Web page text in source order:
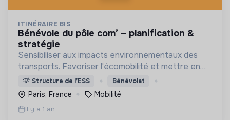
ITINÉRAIRE BIS
bénévole du pôle com’ – planification &
stratégie
Sensibiliser aux impacts environnementaux des
transports. Favoriser l'écomobilité et mettre en
avant les alternatives à l'avion.
💡 Structure de l’ESS Bénévolat
Paris, France Mobilité
Il y a 1 an